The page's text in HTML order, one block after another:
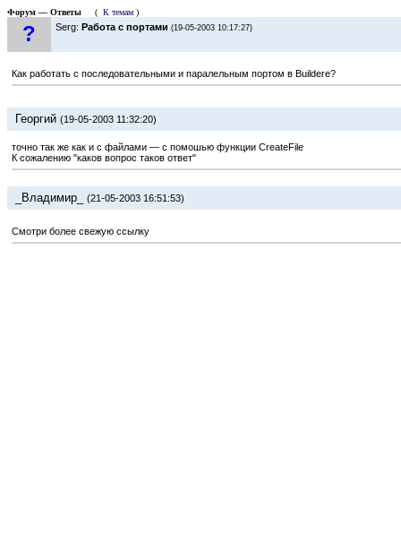
Форум — Ответы ( К темам )
? Serg: Работа с портами (19-05-2003 10:17:27)
Как работать с последовательными и паралельным портом в Buildere?
Георгий (19-05-2003 11:32:20)
точно так же как и с файлами — с помошью функции CreateFile
К сожалению "каков вопрос таков ответ"
_Владимир_ (21-05-2003 16:51:53)
Смотри более свежую ссылку